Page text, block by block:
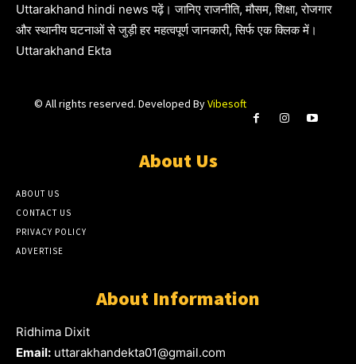
Uttarakhand hindi news पढ़ें। जानिए राजनीति, मौसम, शिक्षा, रोजगार
और स्थानीय घटनाओं से जुड़ी हर महत्वपूर्ण जानकारी, सिर्फ एक क्लिक में।
Uttarakhand Ekta
© All rights reserved. Developed ByVibesoft
About Us
ABOUT US
CONTACT US
PRIVACY POLICY
ADVERTISE
About Information
Ridhima Dixit
Email: uttarakhandekta01@gmail.com